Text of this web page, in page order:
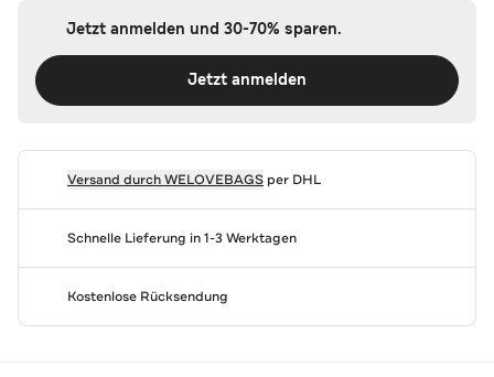
Jetzt anmelden und 30-70% sparen.
Jetzt anmelden
Versand durchWELOVEBAGSper DHL
Schnelle Lieferung in 1-3 Werktagen
Kostenlose Rücksendung